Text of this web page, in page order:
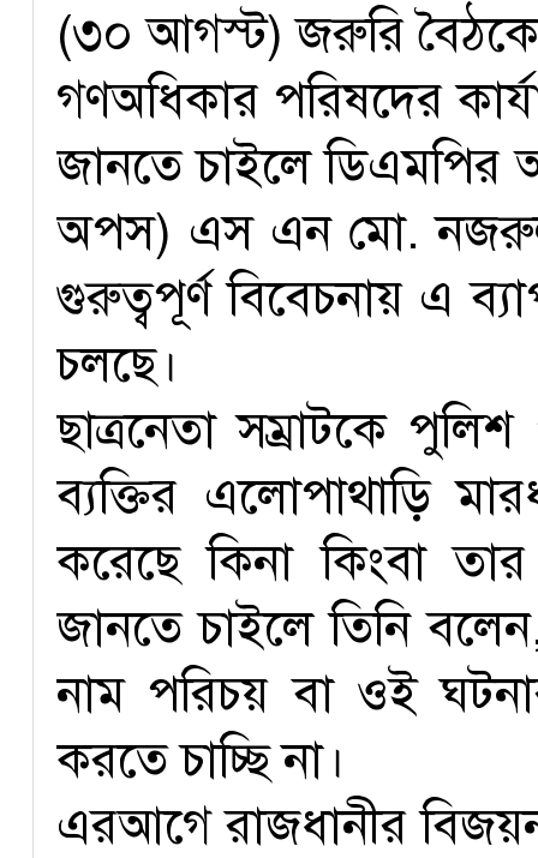
(৩০ আগস্ট) জরুরি
গণঅধিকার পরিষদের
জানতে চাইলে ডিএমপির
অপস) এস এন মো. নজরুল
গুরুত্বপূর্ণ বিবেচনায় এ
চলছে।
ছাত্রনেতা সম্রাটকে
ব্যক্তির এলোপাথাড়ি
করেছে কিনা কিংবা
জানতে চাইলে তিনি
নাম পরিচয় বা ওই
করতে চাচ্ছি না।
এরআগে রাজধানীর